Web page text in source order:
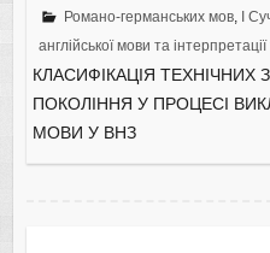
Романо-германських мов, I
англійської мови та
КЛАСИФІКАЦІЯ ТЕХНІЧНИХ
ПОКОЛІННЯ У ПРОЦЕСІ
МОВИ У ВНЗ